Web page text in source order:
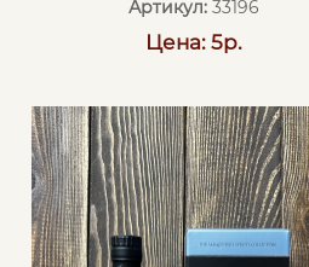
Артикул: 33196
Цена: 5р.